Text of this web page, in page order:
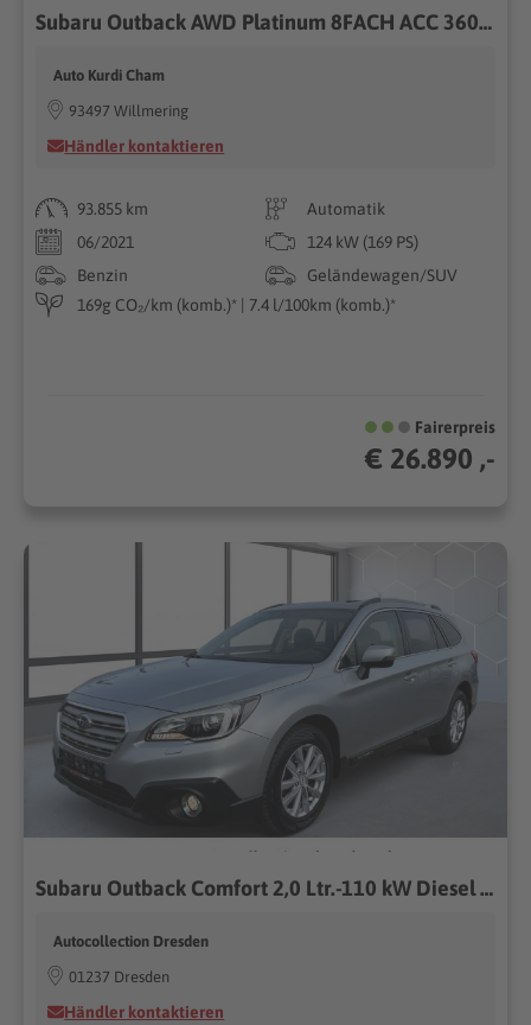
Subaru Outback AWD Platinum 8FACH ACC 360° SD MEM AHK
Auto Kurdi Cham
93497 Willmering
Händler kontaktieren
93.855 km
Automatik
06/2021
124 kW (169 PS)
Benzin
Geländewagen/SUV
169g CO₂/km (komb.)* | 7.4 l/100km (komb.)*
Fairerpreis
€ 26.890 ,-
Subaru Outback Comfort 2,0 Ltr.-110 kW Diesel AWD
Autocollection Dresden
01237 Dresden
Händler kontaktieren